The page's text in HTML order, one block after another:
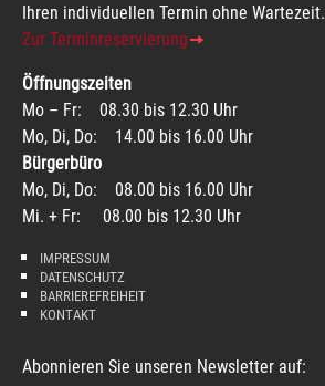
Ihren individuellen Termin ohne Wartezeit.
Zur Terminreservierung
Öffnungszeiten
Mo – Fr: 08.30 bis 12.30 Uhr
Mo, Di, Do: 14.00 bis 16.00 Uhr
Bürgerbüro
Mo, Di, Do: 08.00 bis 16.00 Uhr
Mi. + Fr: 08.00 bis 12.30 Uhr
IMPRESSUM
DATENSCHUTZ
BARRIEREFREIHEIT
KONTAKT
Abonnieren Sie unseren Newsletter auf: